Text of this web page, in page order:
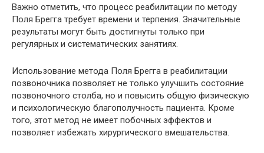
Важно отметить, что процесс реабилитации по методу
Поля Брегга требует времени и терпения. Значительные
результаты могут быть достигнуты только при
регулярных и систематических занятиях.
Использование метода Поля Брегга в реабилитации
позвоночника позволяет не только улучшить состояние
позвоночного столба, но и повысить общую физическую
и психологическую благополучность пациента. Кроме
того, этот метод не имеет побочных эффектов и
позволяет избежать хирургического вмешательства.